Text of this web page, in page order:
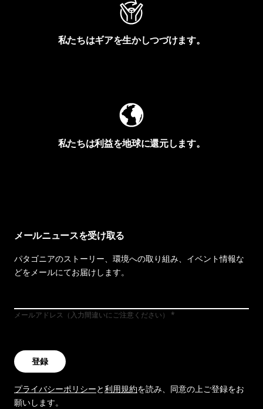
私たちはギアを生かしつづけます。
私たちは利益を地球に還元します。
メールニュースを受け取る
パタゴニアのストーリー、環境への取り組み、イベント情報な
どをメールにてお届けします。
メールアドレス（入力間違いにご注意ください）
登録
プライバシーポリシーと利用規約を読み、同意の上ご登録をお
願いします。